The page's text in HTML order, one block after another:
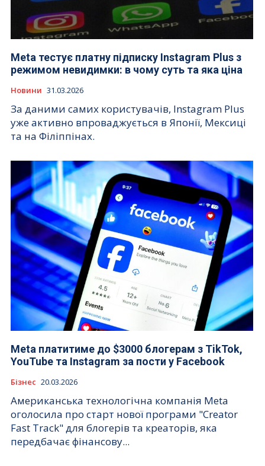
Meta тестує платну підписку Instagram Plus з
режимом невидимки: в чому суть та яка ціна
Новини 31.03.2026
За даними самих користувачів, Instagram Plus
уже активно впроваджується в Японії, Мексиці
та на Філіппінах.
Meta платитиме до $3000 блогерам з TikTok,
YouTube та Instagram за пости у Facebook
Бізнес 20.03.2026
Американська технологічна компанія Meta
оголосила про старт нової програми "Creator
Fast Track" для блогерів та креаторів, яка
передбачає фінансову...